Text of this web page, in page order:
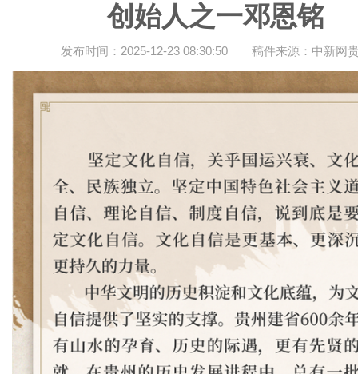
创始人之一邓恩铭
发布时间：2025-12-23 08:30:50 稿件来源：中新网